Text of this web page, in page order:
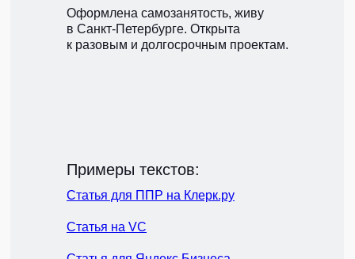
Оформлена самозанятость, живу
в Санкт-Петербурге. Открыта
к разовым и долгосрочным проектам.
Примеры текстов:
Статья для ППР на Клерк.ру
Статья на VC